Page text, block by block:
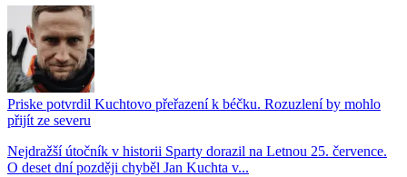
Priske potvrdil Kuchtovo přeřazení k béčku. Rozuzlení by mohlo
přijít ze severu
Nejdražší útočník v historii Sparty dorazil na Letnou 25. července.
O deset dní později chyběl Jan Kuchta v...